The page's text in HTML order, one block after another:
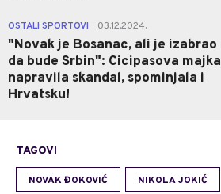
OSTALI SPORTOVI 03.12.2024.
"Novak je Bosanac, ali je izabrao
da bude Srbin": Cicipasova majka
napravila skandal, spominjala i
Hrvatsku!
TAGOVI
NOVAK ĐOKOVIĆ NIKOLA JOKIĆ